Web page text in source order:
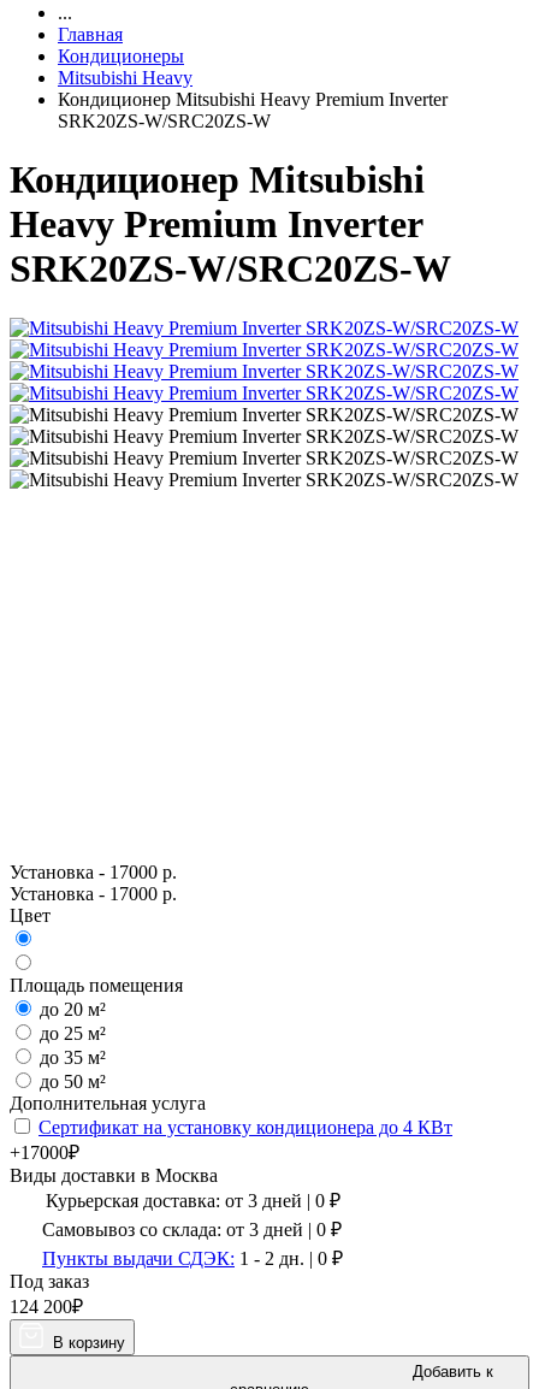
...
Главная
Кондиционеры
Mitsubishi Heavy
Кондиционер Mitsubishi Heavy Premium Inverter
SRK20ZS-W/SRC20ZS-W
Кондиционер Mitsubishi
Heavy Premium Inverter
SRK20ZS-W/SRC20ZS-W
Установка - 17000 р.
Установка - 17000 р.
Цвет
Площадь помещения
до 20 м²
до 25 м²
до 35 м²
до 50 м²
Дополнительная услуга
Сертификат на установку кондиционера до 4 КВт
+17000₽
Виды доставки в Москва
Курьерская доставка: от 3 дней | 0 ₽
Самовывоз со склада: от 3 дней | 0 ₽
Пункты выдачи СДЭК: 1 - 2 дн. | 0 ₽
Под заказ
124 200₽
В корзину
Добавить к